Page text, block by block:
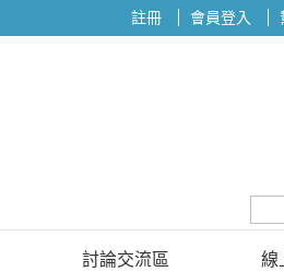
註冊 會員登入
討論交流區 線